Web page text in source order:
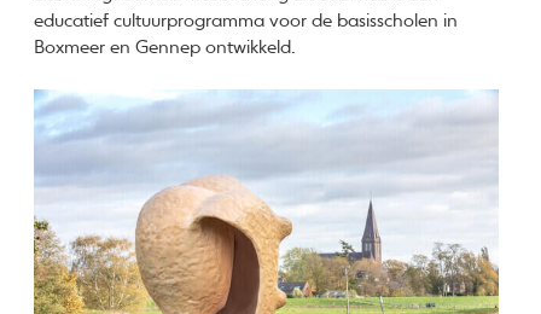
educatief cultuurprogramma voor de basisscholen in
Boxmeer en Gennep ontwikkeld.